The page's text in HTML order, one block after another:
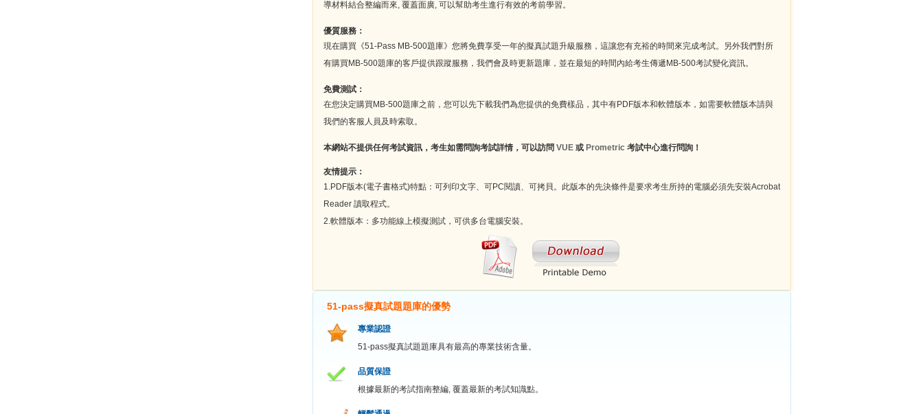
導材料結合整編而來, 覆蓋面廣, 可以幫助考生進行有效的考前學習。
優質服務：
現在購買《51-Pass MB-500題庫》您將免費享受一年的擬真試題升級服務，這讓您有充裕的時間來完成考試。另外我們對所
有購買MB-500題庫的客戶提供跟蹤服務，我們會及時更新題庫，並在最短的時間內給考生傳遞MB-500考試變化資訊。
免費測試：
在您決定購買MB-500題庫之前，您可以先下載我們為您提供的免費樣品，其中有PDF版本和軟體版本，如需要軟體版本請與
我們的客服人員及時索取。
本網站不提供任何考試資訊，考生如需問詢考試詳情，可以訪問 VUE 或 Prometric 考試中心進行問詢！
友情提示：
1.PDF版本(電子書格式)特點：可列印文字、可PC閱讀、可拷貝。此版本的先決條件是要求考生所持的電腦必須先安裝Acrobat
Reader 讀取程式。
2.軟體版本：多功能線上模擬測試，可供多台電腦安裝。
51-pass擬真試題題庫的優勢
專業認證
51-pass擬真試題題庫具有最高的專業技術含量。
品質保證
根據最新的考試指南整編, 覆蓋最新的考試知識點。